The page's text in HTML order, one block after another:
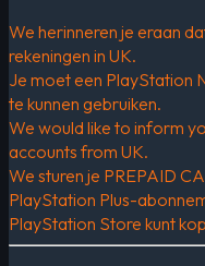
We herinneren je eraan
rekeningen in UK.
Je moet een PlayStation
te kunnen gebruiken.
We would like to inform
accounts from UK.
We sturen je PREPAID
PlayStation Plus-
PlayStation Store kunt